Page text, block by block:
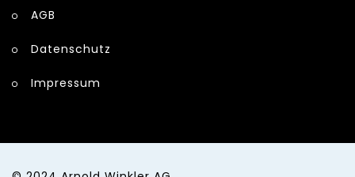
AGB
Datenschutz
Impressum